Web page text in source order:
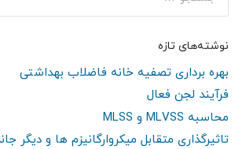
برای:
نوشته‌های تازه
بهره برداری تصفیه خانه فاضلاب بهداشتی
فرآیند لجن فعال
محاسبه MLVSS و MLSS
تاثیرگذاری متقابل میکروارگانیزم ها و دیگر